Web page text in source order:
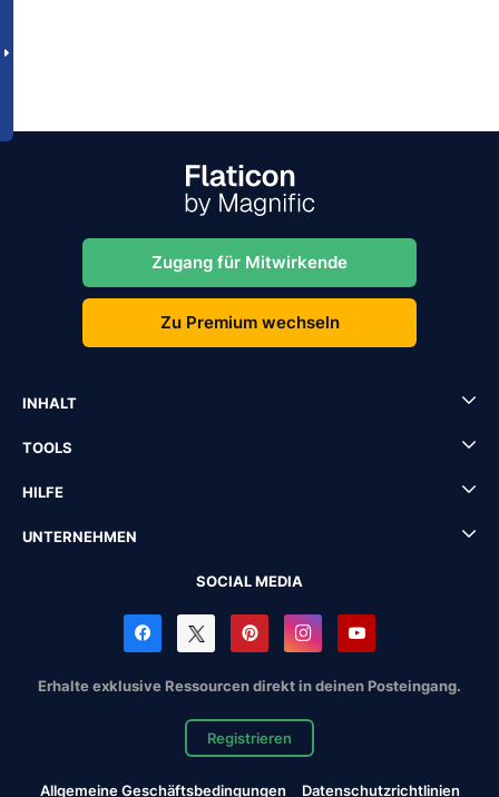
Zugang für Mitwirkende
Zu Premium wechseln
INHALT
TOOLS
HILFE
UNTERNEHMEN
SOCIAL MEDIA
Erhalte exklusive Ressourcen direkt in deinen Posteingang.
Registrieren
Allgemeine Geschäftsbedingungen Datenschutzrichtlinien